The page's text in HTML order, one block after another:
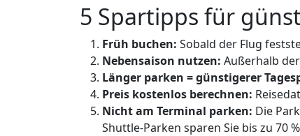
5 Spartipps für
Früh buchen: Sobald der Flug
Nebensaison nutzen: Außerhalb
Länger parken = günstigerer
Preis kostenlos berechnen:
Nicht am Terminal parken: Die
Shuttle-Parken sparen Sie bis zu 70